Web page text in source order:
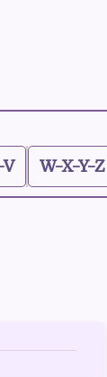
W-X-Y-Z